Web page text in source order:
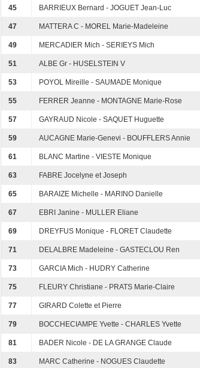
45 BARRIEUX Bernard - JOGUET Jean-Luc
47 MATTERA C - MOREL Marie-Madeleine
49 MERCADIER Mich - SERIEYS Mich
51 ALBE Gr - HUSELSTEIN V
53 POYOL Mireille - SAUMADE Monique
55 FERRER Jeanne - MONTAGNE Marie-Rose
57 GAYRAUD Nicole - SAQUET Huguette
59 AUCAGNE Marie-Genevi - BOUFFLERS Annie
61 BLANC Martine - VIESTE Monique
63 FABRE Jocelyne et Joseph
65 BARAIZE Michelle - MARINO Danielle
67 EBRI Janine - MULLER Eliane
69 DREYFUS Monique - FLORET Claudette
71 DELALBRE Madeleine - GASTECLOU Ren
73 GARCIA Mich - HUDRY Catherine
75 FLEURY Christiane - PRATS Marie-Claire
77 GIRARD Colette et Pierre
79 BOCCHECIAMPE Yvette - CHARLES Yvette
81 BADER Nicole - DE LA GRANGE Claude
83 MARC Catherine - NOGUES Claudette